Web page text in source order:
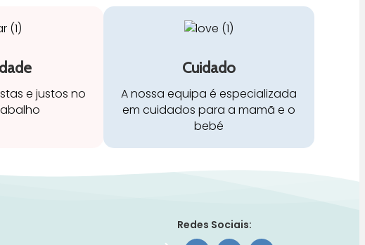
e justos no
Cuidado
A nossa equipa é especializada
em cuidados para a mamã e o
bebé
Redes Sociais: